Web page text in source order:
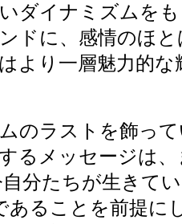
ダイナミズムを
ドに、感情のほ
より一層魅力的な
のラストを飾っ
るメッセージは
分たちが生きて
あることを前提に